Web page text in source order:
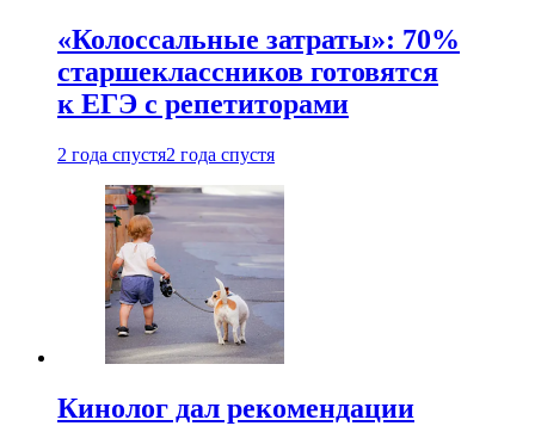
«Колоссальные затраты»: 70%
старшеклассников готовятся
к ЕГЭ с репетиторами
2 года спустя2 года спустя
Кинолог дал рекомендации